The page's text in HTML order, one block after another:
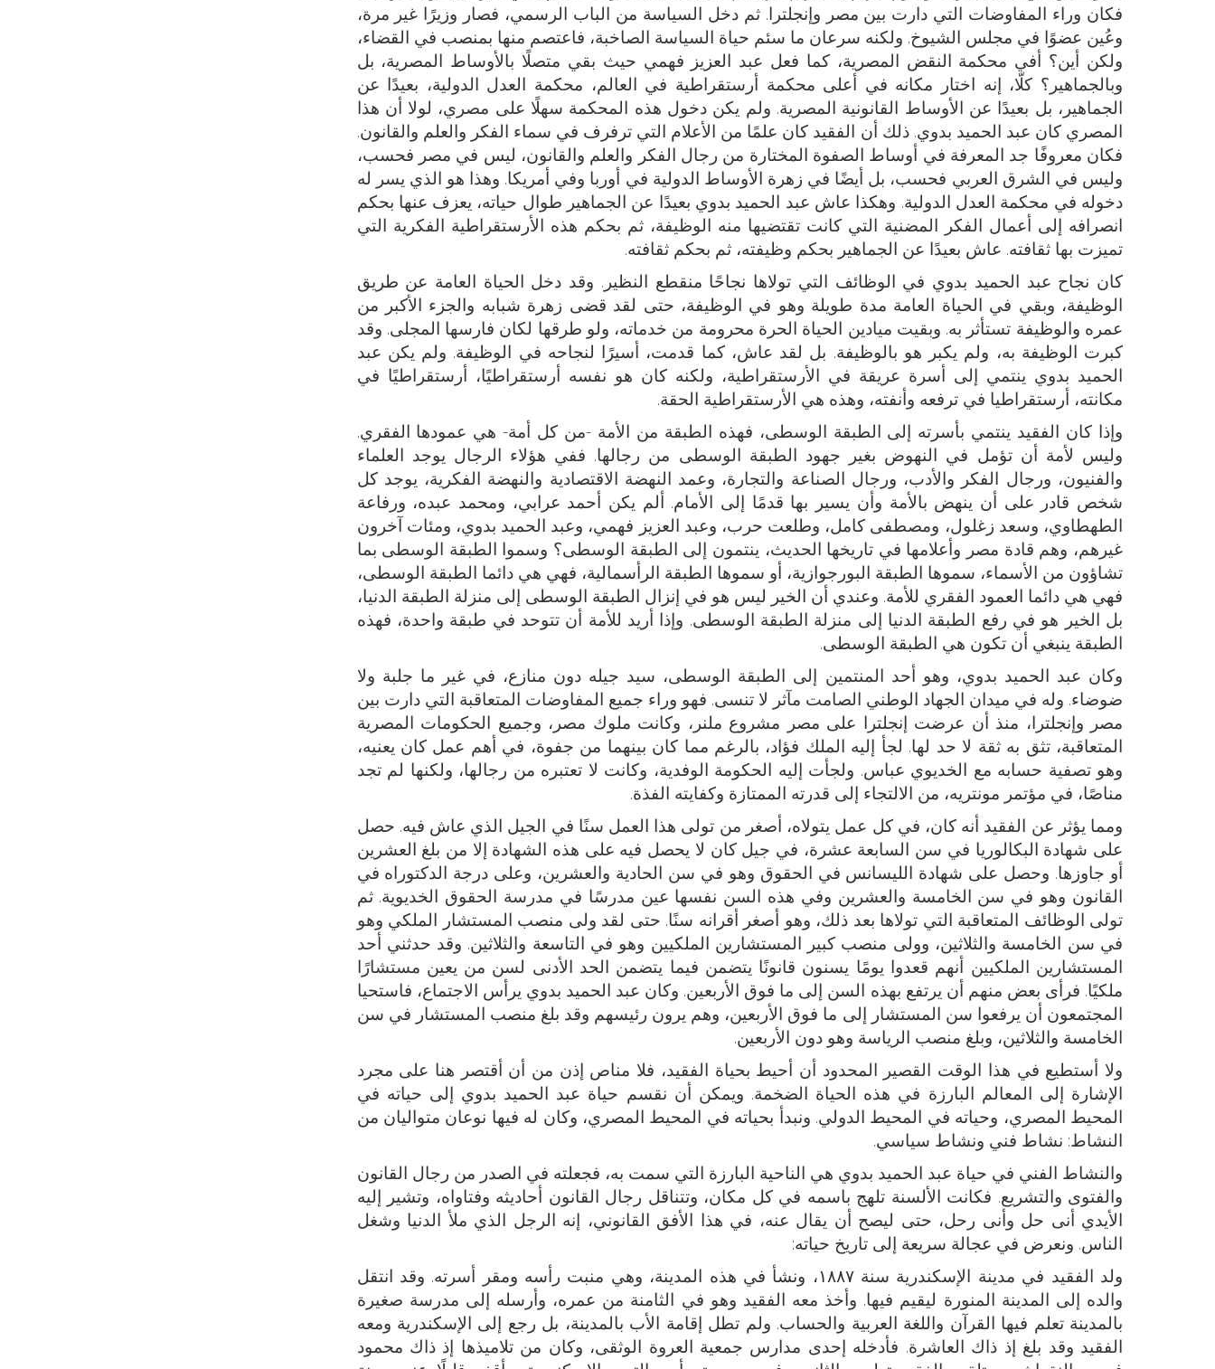
فكان وراء المفاوضات التي دارت بين مصر وإنجلترا. ثم دخل السياسة من الباب الرسمي، فصار وزيرًا غير مرة،
وعُين عضوًا في مجلس الشيوخ. ولكنه سرعان ما سئم حياة السياسة الصاخبة، فاعتصم منها بمنصب في القضاء،
ولكن أين؟ أفي محكمة النقض المصرية، كما فعل عبد العزيز فهمي حيث بقي متصلًا بالأوساط المصرية، بل
وبالجماهير؟ كلّا، إنه اختار مكانه في أعلى محكمة أرستقراطية في العالم، محكمة العدل الدولية، بعيدًا عن
الجماهير، بل بعيدًا عن الأوساط القانونية المصرية. ولم يكن دخول هذه المحكمة سهلًا على مصري، لولا أن هذا
المصري كان عبد الحميد بدوي. ذلك أن الفقيد كان علمًا من الأعلام التي ترفرف في سماء الفكر والعلم والقانون.
فكان معروفًا جد المعرفة في أوساط الصفوة المختارة من رجال الفكر والعلم والقانون، ليس في مصر فحسب،
وليس في الشرق العربي فحسب، بل أيضًا في زهرة الأوساط الدولية في أوربا وفي أمريكا. وهذا هو الذي يسر له
دخوله في محكمة العدل الدولية. وهكذا عاش عبد الحميد بدوي بعيدًا عن الجماهير طوال حياته، يعزف عنها بحكم
انصرافه إلى أعمال الفكر المضنية التي كانت تقتضيها منه الوظيفة، ثم بحكم هذه الأرستقراطية الفكرية التي
تميزت بها ثقافته. عاش بعيدًا عن الجماهير بحكم وظيفته، ثم بحكم ثقافته.
كان نجاح عبد الحميد بدوي في الوظائف التي تولاها نجاحًا منقطع النظير. وقد دخل الحياة العامة عن طريق
الوظيفة، وبقي في الحياة العامة مدة طويلة وهو في الوظيفة، حتى لقد قضى زهرة شبابه والجزء الأكبر من
عمره والوظيفة تستأثر به. وبقيت ميادين الحياة الحرة محرومة من خدماته، ولو طرقها لكان فارسها المجلى. وقد
كبرت الوظيفة به، ولم يكبر هو بالوظيفة. بل لقد عاش، كما قدمت، أسيرًا لنجاحه في الوظيفة. ولم يكن عبد
الحميد بدوي ينتمي إلى أسرة عريقة في الأرستقراطية، ولكنه كان هو نفسه أرستقراطيًا، أرستقراطيًا في
مكانته، أرستقراطيا في ترفعه وأنفته، وهذه هي الأرستقراطية الحقة.
وإذا كان الفقيد ينتمي بأسرته إلى الطبقة الوسطى، فهذه الطبقة من الأمة -من كل أمة- هي عمودها الفقري.
وليس لأمة أن تؤمل في النهوض بغير جهود الطبقة الوسطى من رجالها. ففي هؤلاء الرجال يوجد العلماء
والفنيون، ورجال الفكر والأدب، ورجال الصناعة والتجارة، وعمد النهضة الاقتصادية والنهضة الفكرية، يوجد كل
شخص قادر على أن ينهض بالأمة وأن يسير بها قدمًا إلى الأمام. ألم يكن أحمد عرابي، ومحمد عبده، ورفاعة
الطهطاوي، وسعد زغلول، ومصطفى كامل، وطلعت حرب، وعبد العزيز فهمي، وعبد الحميد بدوي، ومئات آخرون
غيرهم، وهم قادة مصر وأعلامها في تاريخها الحديث، ينتمون إلى الطبقة الوسطى؟ وسموا الطبقة الوسطى بما
تشاؤون من الأسماء، سموها الطبقة البورجوازية، أو سموها الطبقة الرأسمالية، فهي هي دائما الطبقة الوسطى،
فهي هي دائما العمود الفقري للأمة. وعندي أن الخير ليس هو في إنزال الطبقة الوسطى إلى منزلة الطبقة الدنيا،
بل الخير هو في رفع الطبقة الدنيا إلى منزلة الطبقة الوسطى. وإذا أريد للأمة أن تتوحد في طبقة واحدة، فهذه
الطبقة ينبغي أن تكون هي الطبقة الوسطى.
وكان عبد الحميد بدوي، وهو أحد المنتمين إلى الطبقة الوسطى، سيد جيله دون منازع، في غير ما جلبة ولا
ضوضاء. وله في ميدان الجهاد الوطني الصامت مآثر لا تنسى. فهو وراء جميع المفاوضات المتعاقبة التي دارت بين
مصر وإنجلترا، منذ أن عرضت إنجلترا على مصر مشروع ملنر، وكانت ملوك مصر، وجميع الحكومات المصرية
المتعاقبة، تثق به ثقة لا حد لها. لجأ إليه الملك فؤاد، بالرغم مما كان بينهما من جفوة، في أهم عمل كان يعنيه،
وهو تصفية حسابه مع الخديوي عباس. ولجأت إليه الحكومة الوفدية، وكانت لا تعتبره من رجالها، ولكنها لم تجد
مناصًا، في مؤتمر مونتريه، من الالتجاء إلى قدرته الممتازة وكفايته الفذة.
ومما يؤثر عن الفقيد أنه كان، في كل عمل يتولاه، أصغر من تولى هذا العمل سنًا في الجيل الذي عاش فيه. حصل
على شهادة البكالوريا في سن السابعة عشرة، في جيل كان لا يحصل فيه على هذه الشهادة إلا من بلغ العشرين
أو جاوزها. وحصل على شهادة الليسانس في الحقوق وهو في سن الحادية والعشرين، وعلى درجة الدكتوراه في
القانون وهو في سن الخامسة والعشرين وفي هذه السن نفسها عين مدرسًا في مدرسة الحقوق الخديوية. ثم
تولى الوظائف المتعاقبة التي تولاها بعد ذلك، وهو أصغر أقرانه سنًا. حتى لقد ولى منصب المستشار الملكي وهو
في سن الخامسة والثلاثين، وولى منصب كبير المستشارين الملكيين وهو في التاسعة والثلاثين. وقد حدثني أحد
المستشارين الملكيين أنهم قعدوا يومًا يسنون قانونًا يتضمن فيما يتضمن الحد الأدنى لسن من يعين مستشارًا
ملكيًا. فرأى بعض منهم أن يرتفع بهذه السن إلى ما فوق الأربعين. وكان عبد الحميد بدوي يرأس الاجتماع، فاستحيا
المجتمعون أن يرفعوا سن المستشار إلى ما فوق الأربعين، وهم يرون رئيسهم وقد بلغ منصب المستشار في سن
الخامسة والثلاثين، وبلغ منصب الرياسة وهو دون الأربعين.
ولا أستطيع في هذا الوقت القصير المحدود أن أحيط بحياة الفقيد، فلا مناص إذن من أن أقتصر هنا على مجرد
الإشارة إلى المعالم البارزة في هذه الحياة الضخمة. ويمكن أن نقسم حياة عبد الحميد بدوي إلى حياته في
المحيط المصري، وحياته في المحيط الدولي. ونبدأ بحياته في المحيط المصري، وكان له فيها نوعان متواليان من
النشاط: نشاط فني ونشاط سياسي.
والنشاط الفني في حياة عبد الحميد بدوي هي الناحية البارزة التي سمت به، فجعلته في الصدر من رجال القانون
والفتوى والتشريع. فكانت الألسنة تلهج باسمه في كل مكان، وتتناقل رجال القانون أحاديثه وفتاواه، وتشير إليه
الأيدي أنى حل وأنى رحل، حتى ليصح أن يقال عنه، في هذا الأفق القانوني، إنه الرجل الذي ملأ الدنيا وشغل
الناس. ونعرض في عجالة سريعة إلى تاريخ حياته:
ولد الفقيد في مدينة الإسكندرية سنة ١٨٨٧، ونشأ في هذه المدينة، وهي منبت رأسه ومقر أسرته. وقد انتقل
والده إلى المدينة المنورة ليقيم فيها. وأخذ معه الفقيد وهو في الثامنة من عمره، وأرسله إلى مدرسة صغيرة
بالمدينة تعلم فيها القرآن واللغة العربية والحساب. ولم تطل إقامة الأب بالمدينة، بل رجع إلى الإسكندرية ومعه
الفقيد وقد بلغ إذ ذاك العاشرة. فأدخله إحدى مدارس جمعية العروة الوثقى، وكان من تلاميذها إذ ذاك محمود